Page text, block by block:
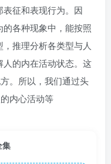
征和表现行为。因
各种现象中，能按照
推理分析各类型与人
的内在活动状态。这
。所以，我们通过头
内心活动等
集